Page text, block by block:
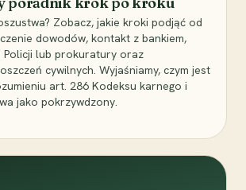
Zobacz, jakie kroki podjąć od
dowodów, kontakt z bankiem,
Policji lub prokuratury oraz
cywilnych. Wyjaśniamy, czym jest
art. 286 Kodeksu karnego i
jako pokrzywdzony.